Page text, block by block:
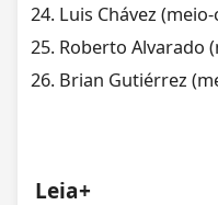
Luis Chávez
Roberto Alvarado
Brian Gutiérrez
Leia+